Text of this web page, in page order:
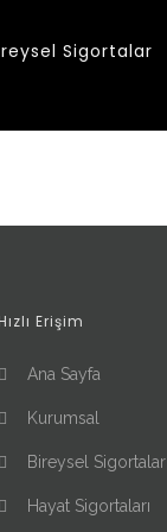
Sigortalar
Hızlı Erişim
Ana Sayfa
Kurumsal
Bireysel Sigortalar
Hayat Sigortaları